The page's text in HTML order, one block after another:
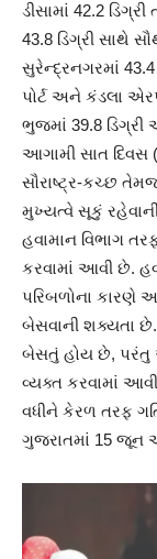
ડીસામાં 42.2
43.8 ડિગ્રી સાથે
સુરેન્દ્રનગરમાં 43.4
પોર્ટ અને કંડલા
ભુજમાં 39.8 ડિગ્રી
આગામી સાત દિવસ
સૌરાષ્ટ્ર-કચ્છ
મુખ્યત્વે સૂકું
હવામાન વિભાગ
કરવામાં આવી છે.
પરિબળોના કારણે
બેસવાની શક્યતા છે.
બેસતું હોય છે, પરંતુ
વ્યક્ત કરવામાં
વધીને કેરળ તરફ
ગુજરાતમાં 15 જૂન